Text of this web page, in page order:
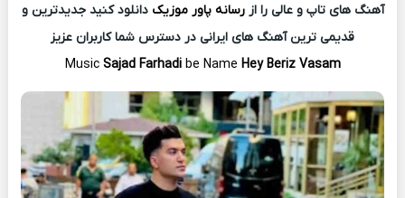
آهنگ های تاپ و عالی را ازرسانه پاور موزیک دانلود کنید جدیدترین و
قدیمی ترین آهنگ های ایرانی در دسترس شما کاربران عزیز
MusicSajad Farhadi be Name Hey Beriz Vasam